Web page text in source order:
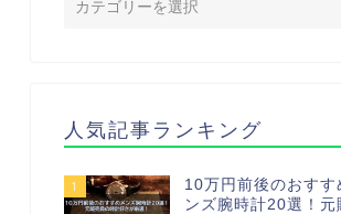
人気記事ランキング
1
10万円前後のおすす
ンズ腕時計20選！元